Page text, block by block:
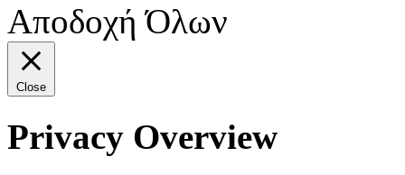
Αποδοχή Όλων
Close
Privacy Overview